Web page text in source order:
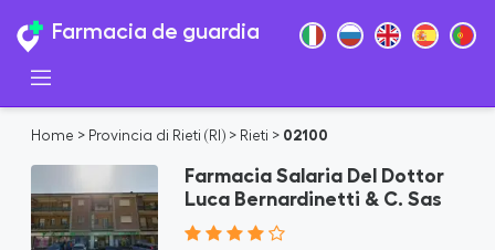
Farmacia de guardia
Home > Provincia di Rieti (RI) > Rieti > 02100
Farmacia Salaria Del Dottor
Luca Bernardinetti & C. Sas